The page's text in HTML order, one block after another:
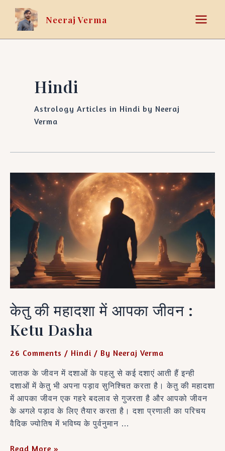
Skip
content
Neeraj Verma
Hindi
Astrology Articles in Hindi by Neeraj
Verma
केतु की महादशा में आपका जीवन :
Ketu Dasha
26 Comments / Hindi / By Neeraj Verma
जातक के जीवन में दशाओं के पहलु से कई दशाएं आती हैं इन्ही
दशाओं में केतु भी अपना पड़ाव सुनिश्चित करता है। केतु की महादशा
में आपका जीवन एक गहरे बदलाव से गुजरता है और आपको जीवन
के अगले पड़ाव के लिए तैयार करता है। दशा प्रणाली का परिचय
वैदिक ज्योतिष में भविष्य के पुर्वनुमान …
की
महादशा
में
:
Ketu
Dasha
Read More »